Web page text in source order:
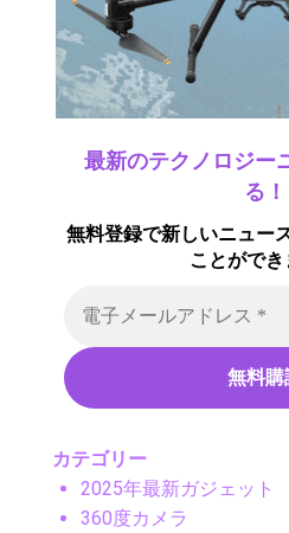
最新のテクノロジー
る！
無料登録で新しいニュー
ことができ
カテゴリー
2025年最新ガジェット
360度カメラ